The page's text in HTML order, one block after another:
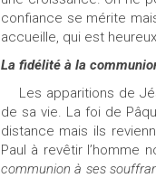
confiance se mérite
accueille, qui est
La fidélité à la
Les apparitions de
de sa vie. La foi de
distance mais ils
Paul à revêtir l’homme
communion à ses